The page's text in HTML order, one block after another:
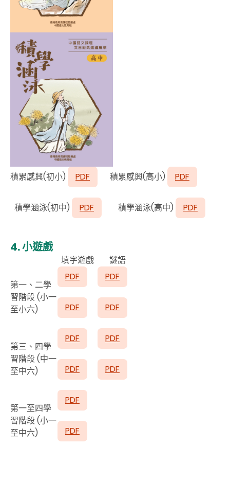
積累感興(初小) PDF 積累感興(高小) PDF
積學涵泳(初中) PDF 積學涵泳(高中) PDF
4.小遊戲
填字遊戲 謎語
第一、二學
習階段 (小一
至小六)
PDF
PDF
PDF
PDF
第三、四學
習階段 (中一
至中六)
PDF
PDF
PDF
PDF
第一至四學
習階段 (小一
至中六)
PDF
PDF